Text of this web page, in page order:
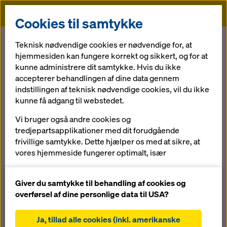
Doka
Færdig-service
Tilbage til oversigten
Færdig-service
Doka systemforskallinger dækker et bredt felt inden for
brugen af forskallinger. Specielle forhold eller krav til
bygværket samt usædvanlige former kræver ofte
individuelle forholdsregler. Her kan Doka‘s Færdig-service
med skræddersyede løsninger fremmer økonomisk
bæredygtige byggeforløb:
lavere monteringsudgifter på byggepladsen
Cookies til samtykke
Teknisk nødvendige cookies er nødvendige for, at
hjemmesiden kan fungere korrekt og sikkert, og for at
kunne administrere dit samtykke. Hvis du ikke
accepterer behandlingen af dine data gennem
indstillingen af teknisk nødvendige cookies, vil du ikke
kunne få adgang til webstedet.
Vi bruger også andre cookies og
tredjepartsapplikationer med dit forudgående
frivillige samtykke. Dette hjælper os med at sikre, at
vores hjemmeside fungerer optimalt, især
hjemmeside (funktionelle og statistiske cookies),
at lette en problemfri købsproces, når du bruger
cookies),
Giver du samtykke til behandling af cookies og
overførsel af dine personlige data til USA?
Ja, tillad alle cookies (inkl. amerikanske